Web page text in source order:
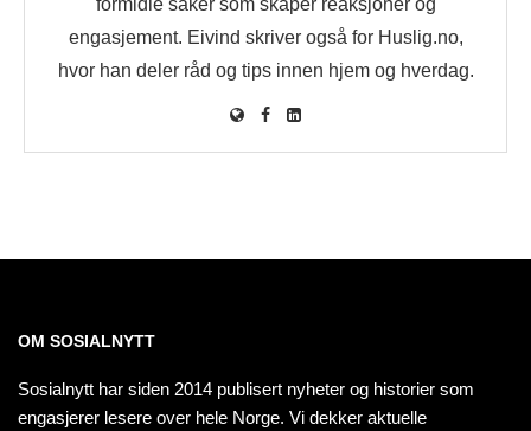
formidle saker som skaper reaksjoner og
engasjement. Eivind skriver også for Huslig.no,
hvor han deler råd og tips innen hjem og hverdag.
OM SOSIALNYTT
Sosialnytt har siden 2014 publisert nyheter og historier som
engasjerer lesere over hele Norge. Vi dekker aktuelle